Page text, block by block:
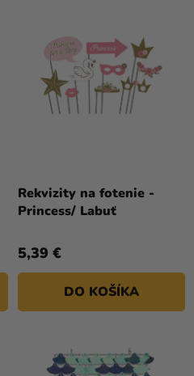
Rekvizity na fotenie -
Princess/ Labuť
5,39 €
DO KOŠÍKA